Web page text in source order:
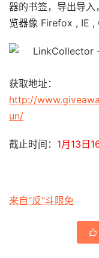
器的书签，导出导入
览器像 Firefox , IE ,
获取地址：
http://
un/
截止时间： 1月13日
来自“反”斗限免
